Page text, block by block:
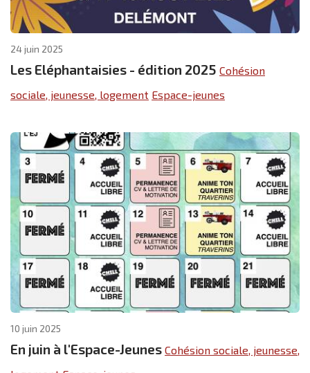
24 juin 2025
Les Eléphantaisies - édition 2025 Cohésion
sociale, jeunesse, logement Espace-jeunes
10 juin 2025
En juin à l'Espace-Jeunes Cohésion sociale, jeunesse,